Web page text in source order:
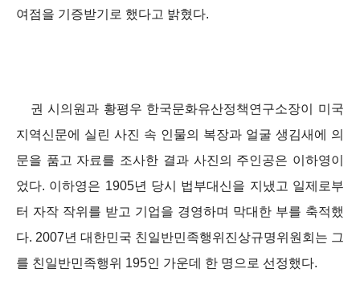
여점을 기증받기로 했다고 밝혔다.
권 시의원과 황평우 한국문화유산정책연구소장이 미국
지역신문에 실린 사진 속 인물의 복장과 얼굴 생김새에 의
문을 품고 자료를 조사한 결과 사진의 주인공은 이하영이
었다. 이하영은 1905년 당시 법부대신을 지냈고 일제로부
터 자작 작위를 받고 기업을 경영하며 막대한 부를 축적했
다. 2007년 대한민국 친일반민족행위진상규명위원회는 그
를 친일반민족행위 195인 가운데 한 명으로 선정했다.